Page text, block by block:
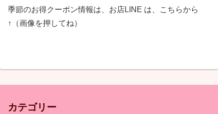
季節のお得クーポン情報は、お店LINE は、こちらから
↑（画像を押してね）
カテゴリー